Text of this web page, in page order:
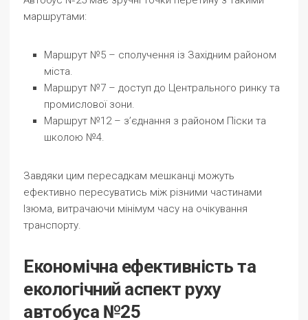
маршрутами:
Маршрут №5 – сполучення із Західним районом
міста.
Маршрут №7 – доступ до Центрального ринку та
промислової зони.
Маршрут №12 – з’єднання з районом Піски та
школою №4.
Завдяки цим пересадкам мешканці можуть
ефективно пересуватись між різними частинами
Ізюма, витрачаючи мінімум часу на очікування
транспорту.
Економічна ефективність та
екологічний аспект руху
автобуса №25